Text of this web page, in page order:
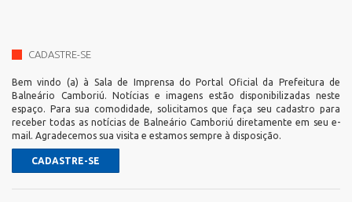
CADASTRE-SE
Bem vindo (a) à Sala de Imprensa do Portal Oficial da Prefeitura de
Balneário Camboriú. Notícias e imagens estão disponibilizadas neste
espaço. Para sua comodidade, solicitamos que faça seu cadastro para
receber todas as notícias de Balneário Camboriú diretamente em seu e-
mail. Agradecemos sua visita e estamos sempre à disposição.
CADASTRE-SE